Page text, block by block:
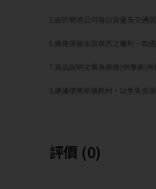
5.由於物流公司每日貨量及交通
6.廠商保留出貨與否之權利，如
7.商品說明文案為原廠(供應商)
8.建議使用原廠耗材，以免失去保
評價 (0)